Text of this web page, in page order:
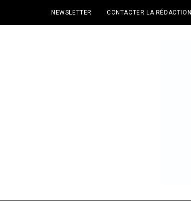
NEWSLETTER CONTACTER LA RÉDACTION